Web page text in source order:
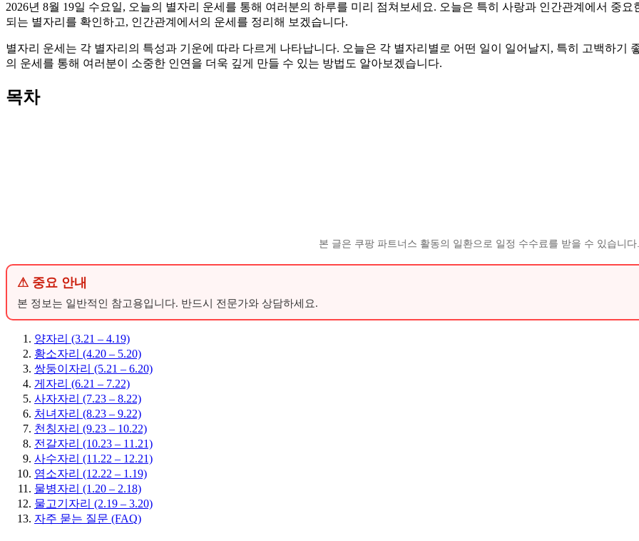
2026년 8월 19일 수요일, 오늘의 별자리 운세를 통해 여러분의 하루를 미리 점쳐보세요. 오늘은 특히 사랑과 인간관계에서 중
되는 별자리를 확인하고, 인간관계에서의 운세를 정리해 보겠습니다.
별자리 운세는 각 별자리의 특성과 기운에 따라 다르게 나타납니다. 오늘은 각 별자리별로 어떤 일이 일어날지, 특히 고백하기
의 운세를 통해 여러분이 소중한 인연을 더욱 깊게 만들 수 있는 방법도 알아보겠습니다.
목차
본 글은 쿠팡 파트너스 활동의 일환으로 일정 수수료를 받을 수 있습니다.
⚠ 중요 안내
본 정보는 일반적인 참고용입니다. 반드시 전문가와 상담하세요.
양자리 (3.21 – 4.19)
황소자리 (4.20 – 5.20)
쌍둥이자리 (5.21 – 6.20)
게자리 (6.21 – 7.22)
사자자리 (7.23 – 8.22)
처녀자리 (8.23 – 9.22)
천칭자리 (9.23 – 10.22)
전갈자리 (10.23 – 11.21)
사수자리 (11.22 – 12.21)
염소자리 (12.22 – 1.19)
물병자리 (1.20 – 2.18)
물고기자리 (2.19 – 3.20)
자주 묻는 질문 (FAQ)